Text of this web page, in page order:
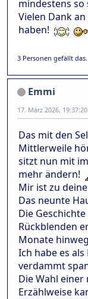
mindestens
Vielen Dank
haben!
3 Personen gefällt das.
Emmi
17. März 2026, 19:37:20
Das mit den
Mittlerweile
sitzt nun mit
mehr ändern!
Mir ist zu
Das neunte
Die
Rückblenden
Monate
Ich habe es
verdammt
Die Wahl
Erzählweise